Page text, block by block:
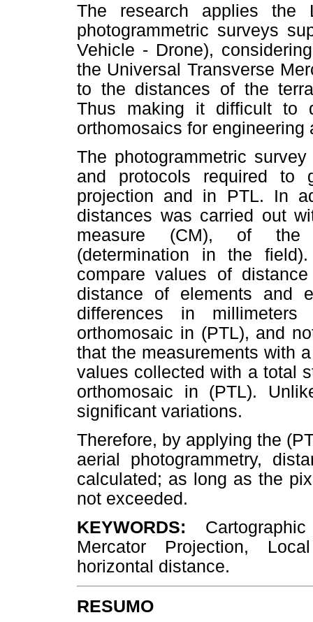
The research applies the
photogrammetric surveys
Vehicle - Drone),
the Universal Transverse
to the distances of the
Thus making it difficult to
orthomosaics for engineering
The photogrammetric
and protocols required to
projection and in PTL. In
distances was carried out
measure (CM), of the
(determination in the
compare values of
distance of elements and
differences in
orthomosaic in (PTL), and
that the measurements with
values collected with a total
orthomosaic in (PTL).
significant variations.
Therefore, by applying the
aerial photogrammetry,
calculated; as long as the
not exceeded.
KEYWORDS:
Mercator Projection,
horizontal distance.
RESUMO